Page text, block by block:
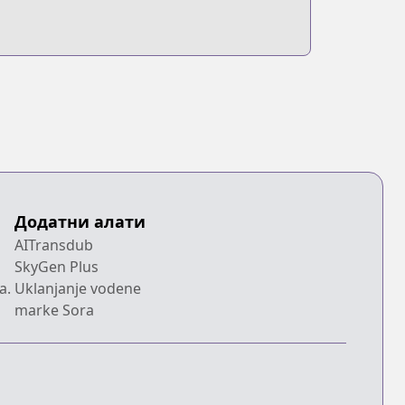
Додатни алати
AITransdub
SkyGen Plus
Uklanjanje vodene
marke Sora